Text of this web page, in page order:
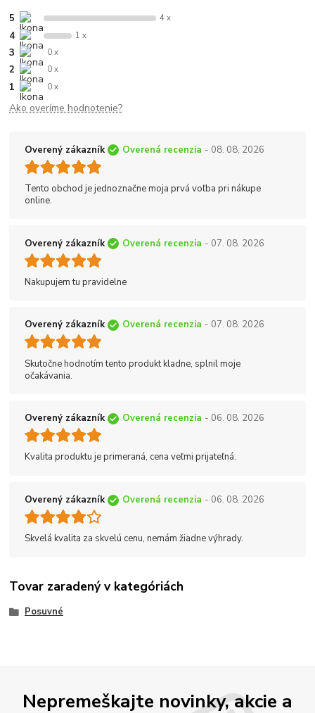
5 4 x
4 1 x
3 0 x
2 0 x
1 0 x
Ako overíme hodnotenie?
Overený zákazník Overená recenzia - 08. 08. 2026
Tento obchod je jednoznačne moja prvá voľba pri nákupe
online.
Overený zákazník Overená recenzia - 07. 08. 2026
Nakupujem tu pravidelne
Overený zákazník Overená recenzia - 07. 08. 2026
Skutočne hodnotím tento produkt kladne, splnil moje
očakávania.
Overený zákazník Overená recenzia - 06. 08. 2026
Kvalita produktu je primeraná, cena veľmi prijateľná.
Overený zákazník Overená recenzia - 06. 08. 2026
Skvelá kvalita za skvelú cenu, nemám žiadne výhrady.
Tovar zaradený v kategóriách
Posuvné
Nepremeškajte novinky, akcie a